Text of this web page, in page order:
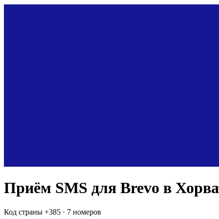
Приём SMS для Brevo в
Код страны +385 · 7 номеров